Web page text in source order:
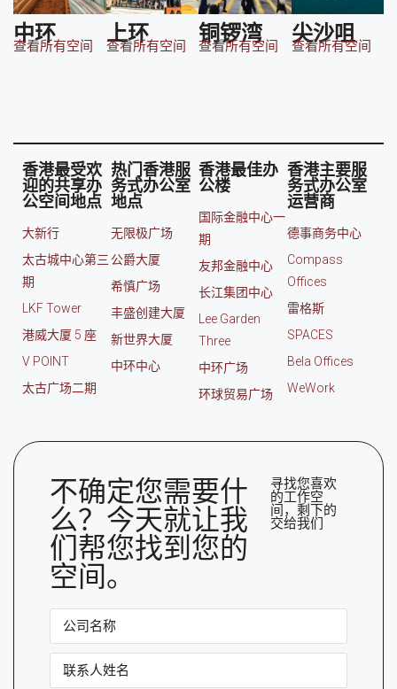
中环
查看所有空间 上环
查看所有空间 铜锣湾
查看所有空间 尖沙咀
查看所有空间
香港最受欢
迎的共享办
公空间地点
大新行
太古城中心第三
期
LKF Tower
港威大厦 5 座
V POINT
太古广场二期
热门香港服
务式办公室
地点
无限极广场
公爵大厦
希慎广场
丰盛创建大厦
新世界大厦
中环中心
香港最佳办
公楼
国际金融中心一
期
友邦金融中心
长江集团中心
Lee Garden
Three
中环广场
环球贸易广场
香港主要服
务式办公室
运营商
德事商务中心
Compass
Offices
雷格斯
SPACES
Bela Offices
WeWork
不确定您需要什
么？今天就让我
们帮您找到您的
空间。
寻找您喜欢
的工作空
间，剩下的
交给我们